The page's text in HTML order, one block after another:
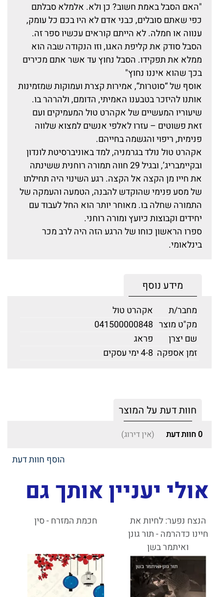
"האם הסבל באמת חשוב? כן ולא. אלמלא סבלתם
כפי שאתם סובלים, כבני אדם לא היו בכם כל עומק,
ענווה או חמלה. לא הייתם קוראים עכשיו ספר זה.
הסבל סודק את קליפת האגו, וזו הנקודה שבה הוא
ממלא את תפקידו. הסבל נחוץ עד אשר אתם מכירים
בכך שהוא איננו נחוץ"
אוסף של “סוטרות“, אמירות קצרת ועמוקות שמזמינות
אותנו להיזכר בטבענו האמיתי, הדומם, ולהרהר בו.
שיעוריו המעשיים של אקהרט טול המעמיקים ועם
זאת פשוטים – עזרו לאלפי אנשים למצוא שלווה
פנימית, ריפוי והגשמה בחייהם.
אקהרט טול נולד בגרמניה, למד באוניברסיטת לונדון
ובקיימבריג’, ובגיל 29 חווה תמורה רוחנית ששינתה
את חייו מן הקצה אל הקצה. רגע השינוי היה תחילתו
של מסע פנימי שהוקדש להבנה, הטמעה והעמקה של
התמורה שחלה בו. מאוחר יותר הוא החל לעבוד עם
יחידים וקבוצות כיועץ ומורה רוחני.
ספרו הראשון כוחו של הרגע הזה היה לרב מכר
בינלאומי.
מידע נוסף
מחבר/ת
אקהרט טול
מק"ט מוצר 041500000848
שם יצרן
פראג
זמן אספקה 4-8 ימי עסקים
חוות דעת על המוצר
0 חוות דעת (אין דירוג)
הוסף חוות דעת
אולי יעניין אותך גם
הנצח נפער: לחיות את
חיינו כדהרמה - תור גונן
ואיתמר בשן
חכמת המזרח - סין